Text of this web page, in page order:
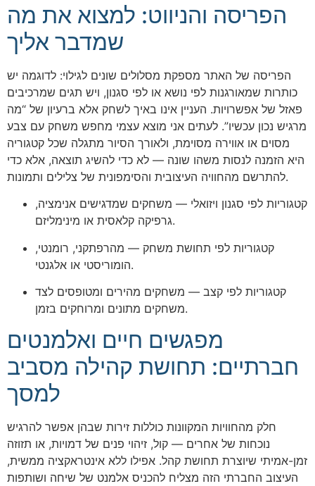
הפריסה והניווט: למצוא את מה
שמדבר אליך
הפריסה של האתר מספקת מסלולים שונים לגילוי: לדוגמה יש
כותרות שמאורגנות לפי נושא או לפי סגנון, ויש תגים שמרכיבים
פאזל של אפשרויות. העניין אינו באיך לשחק אלא ברעיון של “מה
מרגיש נכון עכשיו”. לעתים אני מוצא עצמי מחפש משחק עם צבע
מסוים או אווירה מסוימת, ולאורך הסיור מתגלה שכל קטגוריה
היא הזמנה לנסות משהו שונה — לא כדי להשיג תוצאה, אלא כדי
להתרשם מהחוויה העיצובית והסימפונית של צלילים ותמונות.
קטגוריות לפי סגנון ויזואלי — משחקים שמדגישים אנימציה,
גרפיקה קלאסית או מינימליזם.
קטגוריות לפי תחושת משחק — מהרפתקני, רומנטי,
הומוריסטי או אלגנטי.
קטגוריות לפי קצב — משחקים מהירים ומטופסים לצד
משחקים מתונים ומרוחקים בזמן.
מפגשים חיים ואלמנטים
חברתיים: תחושת קהילה מסביב
למסך
חלק מהחוויות המקוונות כוללות זירות שבהן אפשר להרגיש
נוכחות של אחרים — קול, זיהוי פנים של דמויות, או תזוזה
זמן-אמיתי שיוצרת תחושת קהל. אפילו ללא אינטראקציה ממשית,
העיצוב החברתי הזה מצליח להכניס אלמנט של שיחה ושותפות